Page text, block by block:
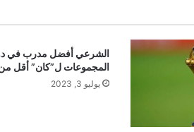
الشرعي أفضل مدرب في
المجموعات ل”كان” أقل من 23
يوليو 3, 2023